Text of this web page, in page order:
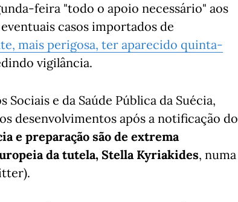
feira "todo o apoio necessário" aos
casos importados de
mais perigosa, ter aparecido quinta-
vigilância.
e da Saúde Pública da Suécia,
desenvolvimentos após a notificação do
e preparação são de extrema
da tutela, Stella Kyriakides, numa